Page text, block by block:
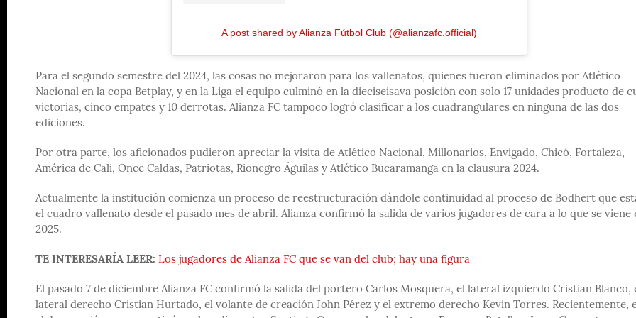
A post shared by Alianza Fútbol Club (@alianzafc.official)
Para el segundo semestre del 2024, las cosas no mejoraron para los vallenatos, quienes fueron eliminados por Atlético
Nacional en la copa Betplay, y en la Liga el equipo culminó en la dieciseisava posición con solo 17 unidades producto de
victorias, cinco empates y 10 derrotas. Alianza FC tampoco logró clasificar a los cuadrangulares en ninguna de las dos
ediciones.
Por otra parte, los aficionados pudieron apreciar la visita de Atlético Nacional, Millonarios, Envigado, Chicó, Fortaleza,
América de Cali, Once Caldas, Patriotas, Rionegro Águilas y Atlético Bucaramanga en la clausura 2024.
Actualmente la institución comienza un proceso de reestructuración dándole continuidad al proceso de Bodhert que
el cuadro vallenato desde el pasado mes de abril. Alianza confirmó la salida de varios jugadores de cara a lo que se viene
2025.
TE INTERESARÍA LEER: Los jugadores de Alianza FC que se van del club; hay una figura
El pasado 7 de diciembre Alianza FC confirmó la salida del portero Carlos Mosquera, el lateral izquierdo Cristian Blanco,
lateral derecho Cristian Hurtado, el volante de creación John Pérez y el extremo derecho Kevin Torres. Recientemente,